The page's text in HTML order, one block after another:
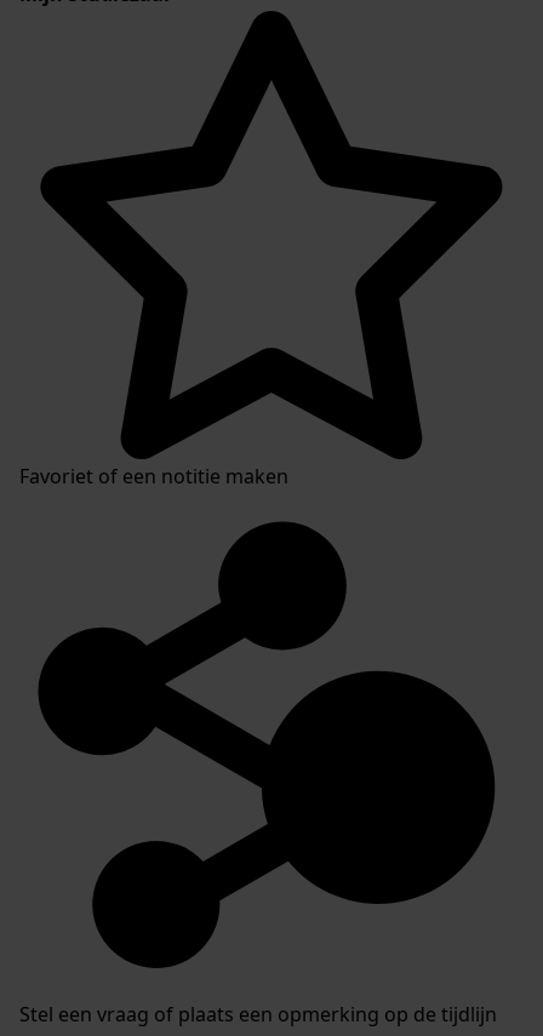
Favoriet of een notitie maken
Stel een vraag of plaats een opmerking op de tijdlijn